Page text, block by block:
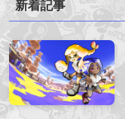
新着記事